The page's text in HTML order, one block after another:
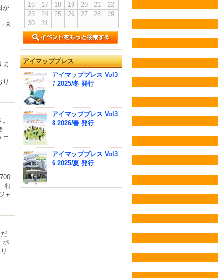
が
8
ま
り
ニ
特
ャ
ボ
16
17 18 19 20 21
22
23
24 25 26 27 28
29
30
31
アイマッププレス
アイマッププレス Vol3
7 2025/冬 発行
アイマッププレス Vol3
8 2026/春 発行
アイマッププレス Vol3
6 2025/夏 発行